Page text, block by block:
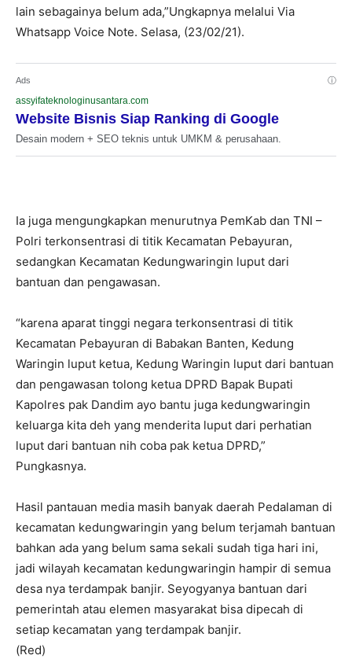
lain sebagainya belum ada,”Ungkapnya melalui Via
Whatsapp Voice Note. Selasa, (23/02/21).
Ads ⓘ
assyifateknologinusantara.com
Website Bisnis Siap Ranking di Google
Desain modern + SEO teknis untuk UMKM & perusahaan.
Ia juga mengungkapkan menurutnya PemKab dan TNI –
Polri terkonsentrasi di titik Kecamatan Pebayuran,
sedangkan Kecamatan Kedungwaringin luput dari
bantuan dan pengawasan.
“karena aparat tinggi negara terkonsentrasi di titik
Kecamatan Pebayuran di Babakan Banten, Kedung
Waringin luput ketua, Kedung Waringin luput dari bantuan
dan pengawasan tolong ketua DPRD Bapak Bupati
Kapolres pak Dandim ayo bantu juga kedungwaringin
keluarga kita deh yang menderita luput dari perhatian
luput dari bantuan nih coba pak ketua DPRD,”
Pungkasnya.
Hasil pantauan media masih banyak daerah Pedalaman di
kecamatan kedungwaringin yang belum terjamah bantuan
bahkan ada yang belum sama sekali sudah tiga hari ini,
jadi wilayah kecamatan kedungwaringin hampir di semua
desa nya terdampak banjir. Seyogyanya bantuan dari
pemerintah atau elemen masyarakat bisa dipecah di
setiap kecamatan yang terdampak banjir.
(Red)